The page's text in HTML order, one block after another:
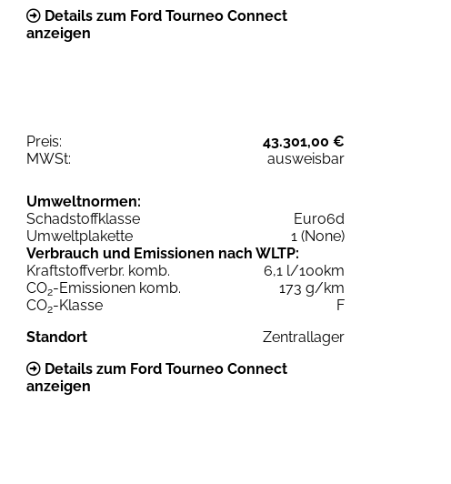
Details zum Ford Tourneo Connect
anzeigen
Preis:
43.301,00 €
MWSt:
ausweisbar
Umweltnormen:
Schadstoffklasse
Euro6d
Umweltplakette
1 (None)
Verbrauch und Emissionen nach WLTP:
Kraftstoffverbr. komb.
6,1 l/100km
CO2-Emissionen komb.
173 g/km
CO2-Klasse
F
Standort
Zentrallager
Details zum Ford Tourneo Connect
anzeigen